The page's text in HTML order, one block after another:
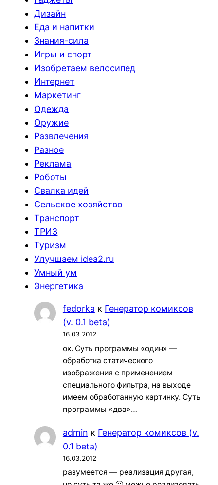
Дизайн
Еда и напитки
Знания-сила
Игры и спорт
Изобретаем велосипед
Интернет
Маркетинг
Одежда
Оружие
Развлечения
Разное
Реклама
Роботы
Свалка идей
Сельское хозяйство
Транспорт
ТРИЗ
Туризм
Улучшаем idea2.ru
Умный ум
Энергетика
fedorka к Генератор комиксов
(v. 0.1 beta)
16.03.2012
ок. Суть программы «один» —
обработка статического
изображения с применением
специального фильтра, на выходе
имеем обработанную картинку. Суть
программы «два»…
admin к Генератор комиксов (v.
0.1 beta)
16.03.2012
разумеется — реализация другая,